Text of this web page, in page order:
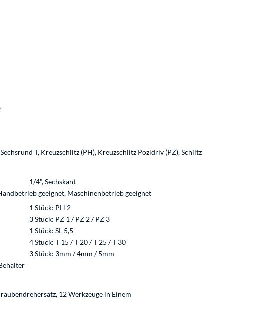
T, Kreuzschlitz (PH), Kreuzschlitz Pozidriv (PZ), Schlitz
1/4", Sechskant
geeignet, Maschinenbetrieb geeignet
1 Stück: PH 2
3 Stück: PZ 1 / PZ 2 / PZ 3
1 Stück: SL 5,5
4 Stück: T 15 / T 20 / T 25 / T 30
3 Stück: 3mm / 4mm / 5mm
12 Werkzeuge in Einem